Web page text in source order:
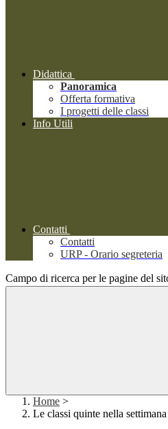
Didattica
Panoramica
Offerta formativa
I progetti delle classi
Info Utili
Contatti
Contatti
URP - Orario segreteria
Campo di ricerca per le pagine del
Home >
Le classi quinte nella